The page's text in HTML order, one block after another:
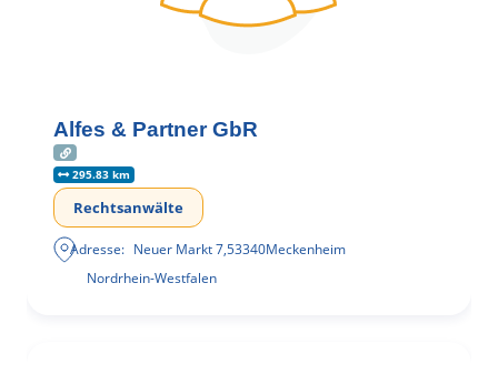
Alfes & Partner GbR
295.83 km
Rechtsanwälte
Adresse: Neuer Markt 7,53340Meckenheim
Nordrhein-Westfalen